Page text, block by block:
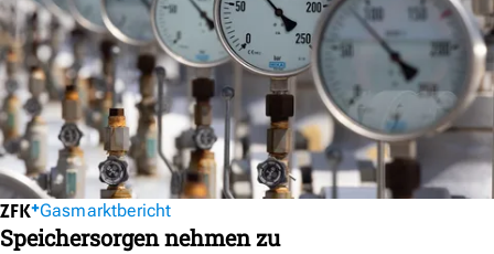
Gasmarktbericht
Speichersorgen nehmen zu